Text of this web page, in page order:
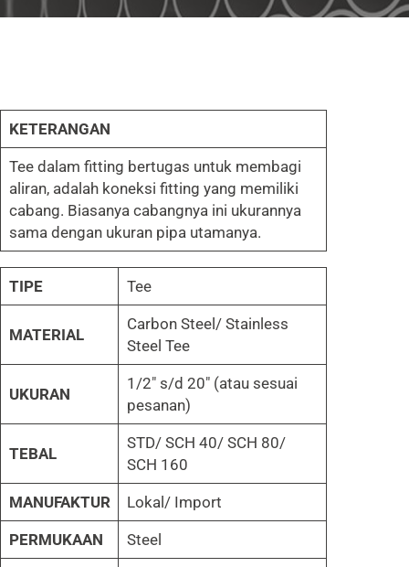
KETERANGAN
Tee dalam fitting bertugas untuk membagi
aliran, adalah koneksi fitting yang memiliki
cabang. Biasanya cabangnya ini ukurannya
sama dengan ukuran pipa utamanya.
TIPE Tee
MATERIAL
Carbon Steel/ Stainless
Steel Tee
UKURAN
1/2″ s/d 20″ (atau sesuai
pesanan)
TEBAL
STD/ SCH 40/ SCH 80/
SCH 160
MANUFAKTUR Lokal/ Import
PERMUKAAN Steel